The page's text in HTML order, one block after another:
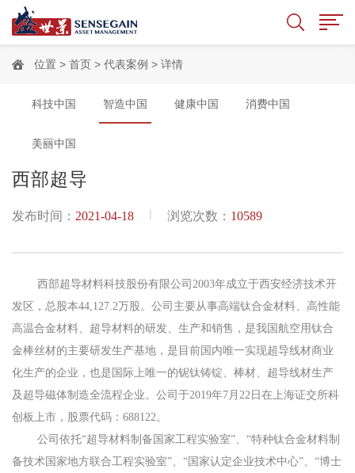
位置 > 首页 > 代表案例 > 详情
科技中国 智造中国 健康中国 消费中国
美丽中国
西部超导
发布时间： 2021-04-18 | 浏览次数： 10589
西部超导材料科技股份有限公司2003年成立于西安经济技术开
发区，总股本44,127.2万股。公司主要从事高端钛合金材料、高性能
高温合金材料、超导材料的研发、生产和销售，是我国航空用钛合
金棒丝材的主要研发生产基地，是目前国内唯一实现超导线材商业
化生产的企业，也是国际上唯一的铌钛铸锭、棒材、超导线材生产
及超导磁体制造全流程企业。公司于2019年7月22日在上海证交所科
创板上市，股票代码：688122。
公司依托“超导材料制备国家工程实验室”、“特种钛合金材料制
备技术国家地方联合工程实验室”、“国家认定企业技术中心”、“博士